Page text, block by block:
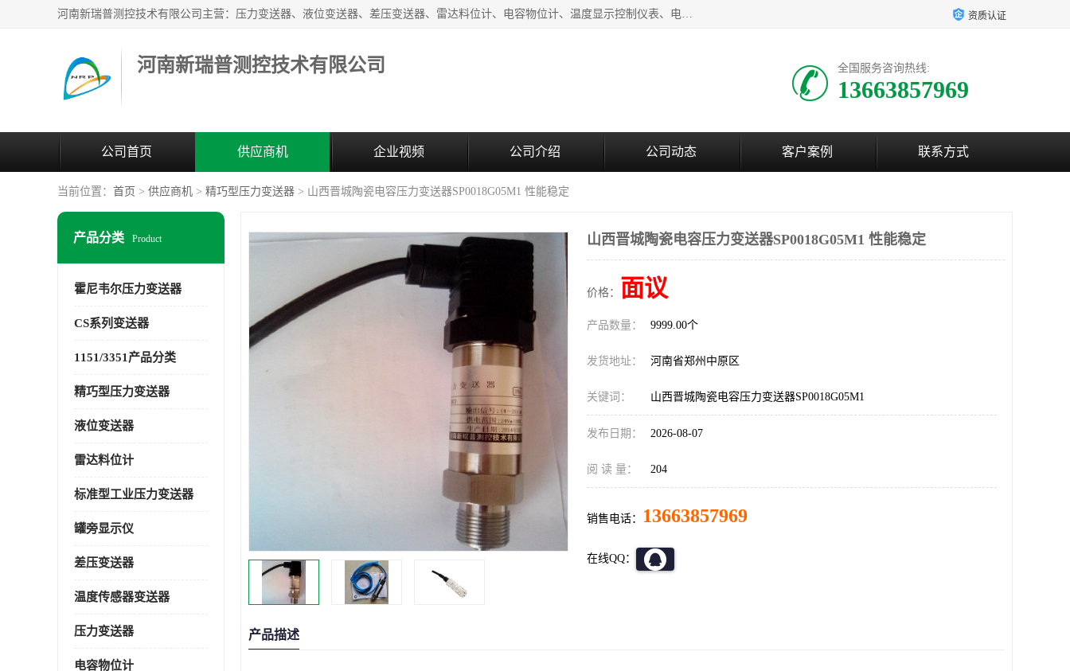
河南新瑞普测控技术有限公司主营：压力变送器、液位变送器、差压变送器、雷达料位计、电容物位计、温度显示控制仪表、电量变送器、流量计、工业自动化系统成套设备。 资质认证
河南新瑞普测控技术有限公司 全国服务咨询热线:
13663857969
公司首页 供应商机 企业视频 公司介绍 公司动态 客户案例 联系方式
当前位置： 首页 > 供应商机 > 精巧型压力变送器 > 山西晋城陶瓷电容压力变送器SP0018G05M1 性能稳定
产品分类 Product
霍尼韦尔压力变送器
CS系列变送器
1151/3351产品分类
精巧型压力变送器
液位变送器
雷达料位计
标准型工业压力变送器
罐旁显示仪
差压变送器
温度传感器变送器
压力变送器
电容物位计
山西晋城陶瓷电容压力变送器SP0018G05M1 性能稳定
价格： 面议
产品数量： 9999.00个
发货地址： 河南省郑州中原区
关键词： 山西晋城陶瓷电容压力变送器SP0018G05M1
发布日期： 2026-08-07
阅 读 量： 204
销售电话： 13663857969
在线QQ：
产品描述